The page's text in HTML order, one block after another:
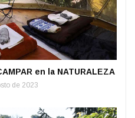
en la NATURALEZA
de 2023